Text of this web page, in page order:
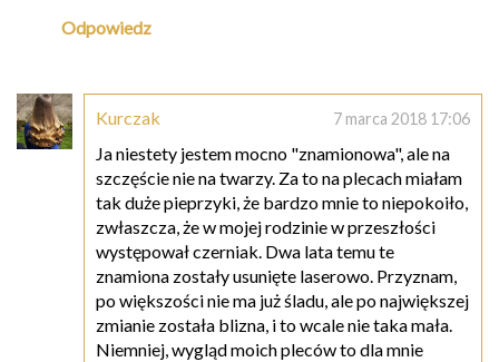
Odpowiedz
Kurczak 7 marca 2018 17:06
Ja niestety jestem mocno "znamionowa", ale na
szczęście nie na twarzy. Za to na plecach miałam
tak duże pieprzyki, że bardzo mnie to niepokoiło,
zwłaszcza, że w mojej rodzinie w przeszłości
występował czerniak. Dwa lata temu te
znamiona zostały usunięte laserowo. Przyznam,
po większości nie ma już śladu, ale po największej
zmianie została blizna, i to wcale nie taka mała.
Niemniej, wygląd moich pleców to dla mnie